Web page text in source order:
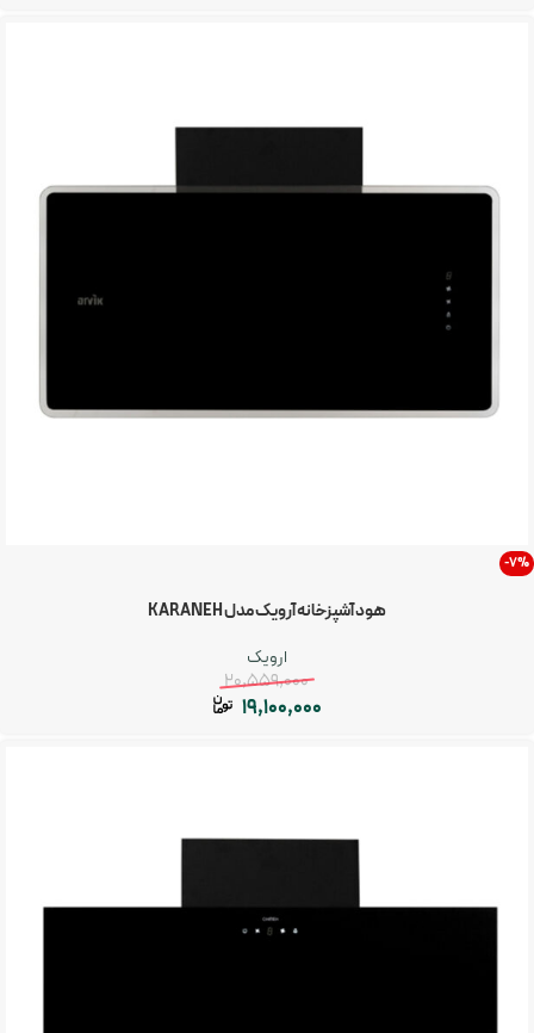
-7%
هود آشپزخانه آرویک مدل KARANEH
ارویک
20,559,000
19,100,000